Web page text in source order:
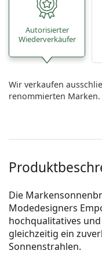
Autorisierter
Wiederverkäufer
Wir verkaufen
renommierten Marken.
Die
Modedesigners
hochqualitatives
gleichzeitig ein
Sonnenstrahlen.